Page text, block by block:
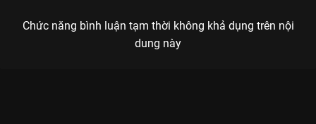
Chức năng bình luận tạm thời không khả dụng trên nội
dung này